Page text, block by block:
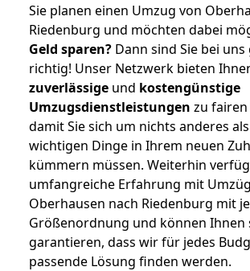
Sie planen einen Umzug von
Riedenburg und möchten dabei
Geld sparen? Dann sind Sie bei uns
richtig! Unser Netzwerk bieten
zuverlässige und kostengünstige
Umzugsdienstleistungen zu fairen
damit Sie sich um nichts anderes
wichtigen Dinge in Ihrem neuen
kümmern müssen. Weiterhin
umfangreiche Erfahrung mit
Oberhausen nach Riedenburg mit
Größenordnung und können Ihnen
garantieren, dass wir für jedes
passende Lösung finden werden.